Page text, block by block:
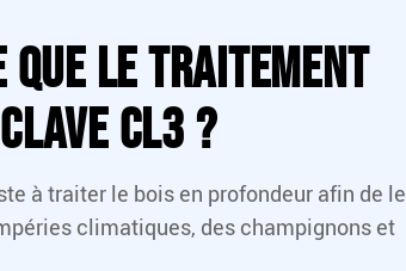
que le traitement
CL3 ?
à traiter le bois en profondeur afin de le
climatiques, des champignons et